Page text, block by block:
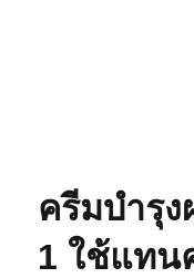
ครีมบำรุ
1 ใช้แทน